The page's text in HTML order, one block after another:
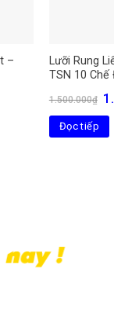
–
1.550.000₫.
Lưỡi Rung
TSN 10 Chế
1.500.000₫
là:
Đọc tiếp